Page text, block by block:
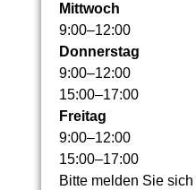
Mittwoch
9:00–12:00
Donnerstag
9:00–12:00
15:00–17:00
Freitag
9:00–12:00
15:00–17:00
Bitte melden Sie